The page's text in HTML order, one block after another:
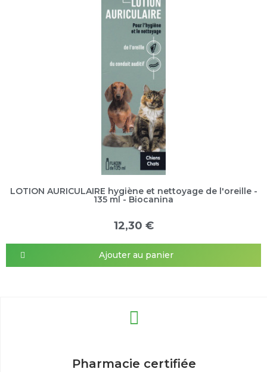
LOTION AURICULAIRE hygiène et nettoyage de l'oreille -
135 ml - Biocanina
12,30 €
Ajouter au panier
Pharmacie certifiée